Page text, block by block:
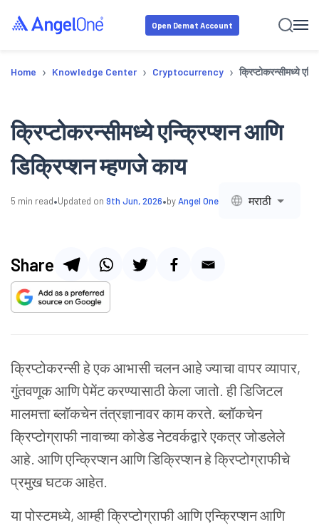
Open Demat Account
Home › Knowledge Center › Cryptocurrency › क्रिप्टोकरन्सीमध्ये
क्रिप्टोकरन्सीमध्ये एन्क्रिप्शन आणि
डिक्रिप्शन म्हणजे काय
5 min read•Updated on 9th Jun, 2026•byAngel One मराठी
Share
क्रिप्टोकरन्सी हे एक आभासी चलन आहे ज्याचा वापर व्यापार,
गुंतवणूक आणि पेमेंट करण्यासाठी केला जातो. ही डिजिटल
मालमत्ता ब्लॉकचेन तंत्रज्ञानावर काम करते. ब्लॉकचेन
क्रिप्टोग्राफी नावाच्या कोडेड नेटवर्कद्वारे एकत्र जोडलेले
आहे. आणि एन्क्रिप्शन आणि डिक्रिप्शन हे क्रिप्टोग्राफीचे
प्रमुख घटक आहेत.
या पोस्टमध्ये, आम्ही क्रिप्टोग्राफी आणि एन्क्रिप्शन आणि